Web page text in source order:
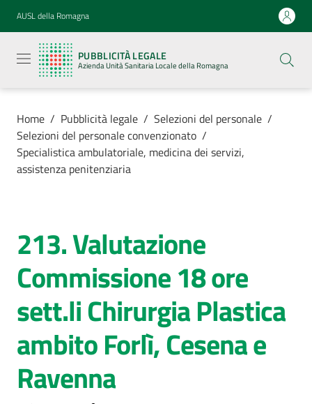
Vai al contenuto
Vai alla navigazione
Vai al footer
AUSL della Romagna
PUBBLICITÀ LEGALE
Azienda Unità Sanitaria Locale della Romagna
legale
Azienda
Unità
Locale della
Luoghi di
cura
Comunica
Home / Pubblicità legale / Selezioni del personale /
Selezioni del personale convenzionato /
Specialistica ambulatoriale, medicina dei servizi,
assistenza penitenziaria
Salta al contenuto
213. Valutazione
Commissione 18 ore
sett.li Chirurgia Plastica
ambito Forlì, Cesena e
Ravenna